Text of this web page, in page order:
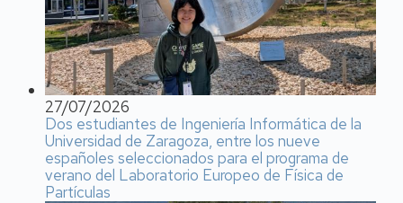
27/07/2026
Dos estudiantes de Ingeniería Informática de la
Universidad de Zaragoza, entre los nueve
españoles seleccionados para el programa de
verano del Laboratorio Europeo de Física de
Partículas